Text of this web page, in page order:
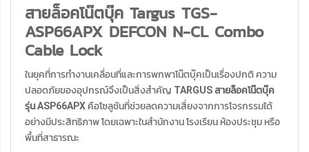
สายล็อคโน๊ตบุ๊ค Targus TGS-
ASP66APX DEFCON N-CL Combo
Cable Lock
ในยุคที่การทำงานเคลื่อนที่และการพกพาโน๊ตบุ๊คเป็นเรื่องปกติ ความ
ปลอดภัยของอุปกรณ์จึงเป็นสิ่งสำคัญ TARGUS สายล็อคโน๊ตบุ๊ค
รุ่น ASP66APX คือโซลูชันที่ช่วยลดความเสี่ยงจากการโจรกรรมได้
อย่างมีประสิทธิภาพ โดยเฉพาะในสำนักงาน โรงเรียน ห้องประชุม หรือ
พื้นที่สาธารณะ